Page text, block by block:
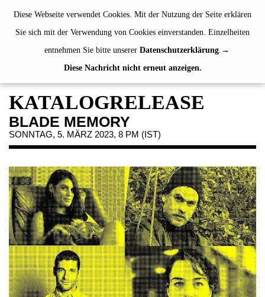
Diese Webseite verwendet Cookies. Mit der Nutzung der Seite erklären
Sie sich mit der Verwendung von Cookies einverstanden. Einzelheiten
entnehmen Sie bitte unserer Datenschutzerklärung.
Diese Nachricht nicht erneut anzeigen.
de | en
AUSSTELLUNGEN
VERANSTALTUNGEN
JAHRESGABEN
PUBLIKATIONEN
ÜBER UNS
BESUCH
MITGLIEDSCHAFT
NEWSLETTER
INSTAGRAM
PARTNER
KATALOGRELEASE
BLADE MEMORY
SONNTAG, 5. MÄRZ 2023, 8 PM (IST)